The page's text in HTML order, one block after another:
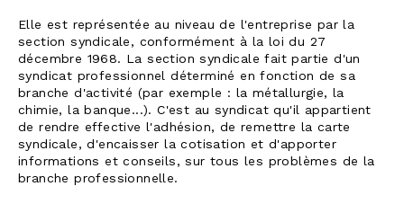
Elle est représentée au niveau de l'entreprise par la
section syndicale, conformément à la loi du 27
décembre 1968. La section syndicale fait partie d'un
syndicat professionnel déterminé en fonction de sa
branche d'activité (par exemple : la métallurgie, la
chimie, la banque...). C'est au syndicat qu'il appartient
de rendre effective l'adhésion, de remettre la carte
syndicale, d'encaisser la cotisation et d'apporter
informations et conseils, sur tous les problèmes de la
branche professionnelle.